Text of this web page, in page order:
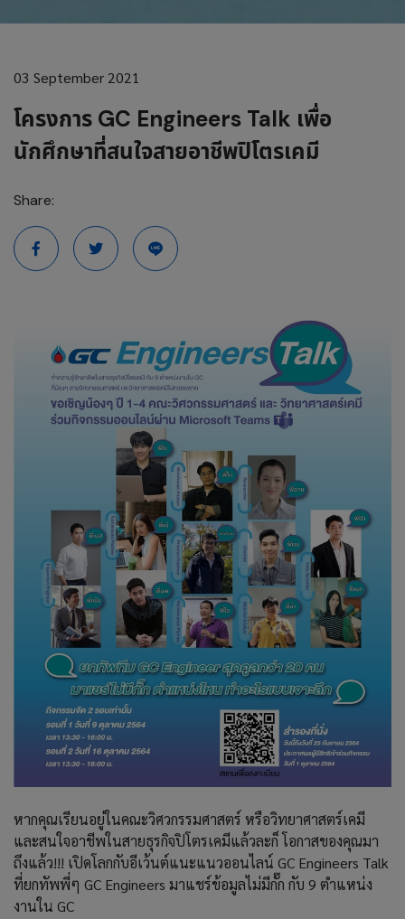
03 September 2021
โครงการ GC Engineers Talk เพื่อ
นักศึกษาที่สนใจสายอาชีพปิโตรเคมี
Share:
หากคุณเรียนอยู่ในคณะวิศวกรรมศาสตร์ หรือวิทยาศาสตร์เคมี
และสนใจอาชีพในสายธุรกิจปิโตรเคมีแล้วละก็ โอกาสของคุณมา
ถึงแล้ว!!! เปิดโลกกับอีเว้นต์แนะแนวออนไลน์ GC Engineers Talk
ที่ยกทัพพี่ๆ GC Engineers มาแชร์ข้อมูลไม่มีกั๊ก กับ 9 ตำแหน่ง
งานใน GC